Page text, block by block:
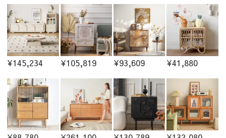
¥145,234 ¥105,819 ¥93,609 ¥41,880